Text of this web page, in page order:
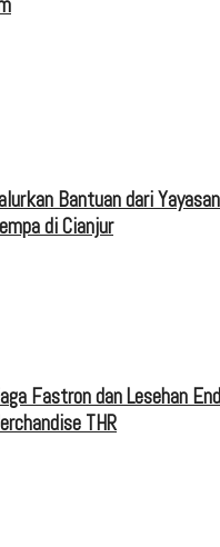
Bantuan dari
di Cianjur
Fastron dan Lesehan
THR